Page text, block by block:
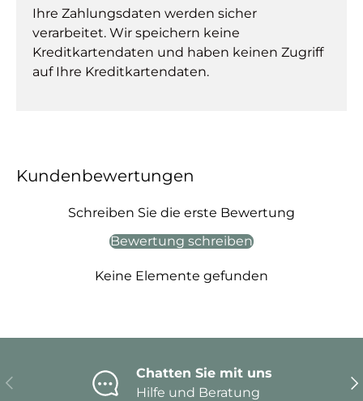
Ihre Zahlungsdaten werden sicher
verarbeitet. Wir speichern keine
Kreditkartendaten und haben keinen Zugriff
auf Ihre Kreditkartendaten.
Kundenbewertungen
Schreiben Sie die erste Bewertung
Bewertung schreiben
Keine Elemente gefunden
Vorherige
Chatten Sie mit uns
Hilfe und Beratung